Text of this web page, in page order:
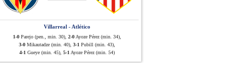
Villarreal - Atlético
1-0 Parejo (pen., min. 30), 2-0 Ayoze Pérez (min. 34),
3-0 Mikautadze (min. 40), 3-1 Pubill (min. 43),
4-1 Gueye (min. 45), 5-1 Ayoze Pérez (min. 54)